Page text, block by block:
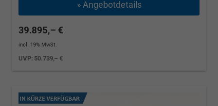
» Angebotdetails
39.895,– €
incl. 19% MwSt.
UVP: 50.739,– €